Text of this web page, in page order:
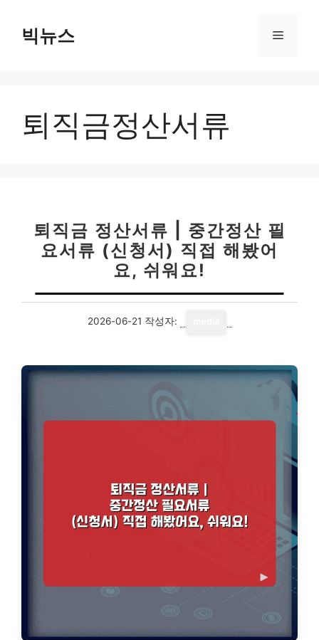
빅뉴스 메
퇴직금정산서류
퇴직금 정산서류 | 중간정산 필
요서류 (신청서) 직접 해봤어
요, 쉬워요!
2026-06-21 작성자: